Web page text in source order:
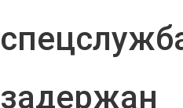
задержан